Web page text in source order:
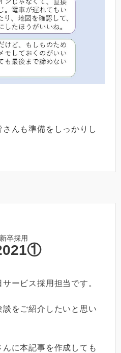
んも準備をしっかりし
卒採用
ービス採用担当です。
をご紹介したいと思い
に本記事を作成しても